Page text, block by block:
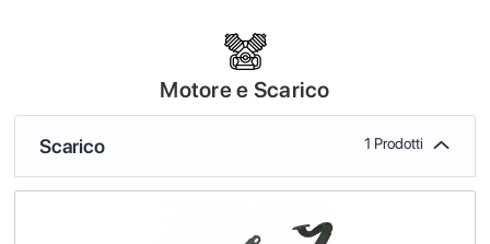
Motore e Scarico
Scarico 1 Prodotti